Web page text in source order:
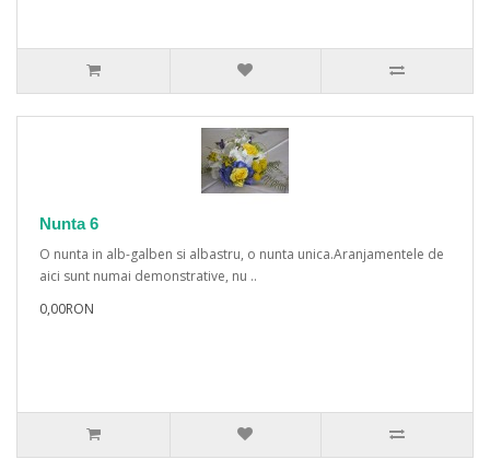
Nunta 6
O nunta in alb-galben si albastru, o nunta unica.Aranjamentele de
aici sunt numai demonstrative, nu ..
0,00RON